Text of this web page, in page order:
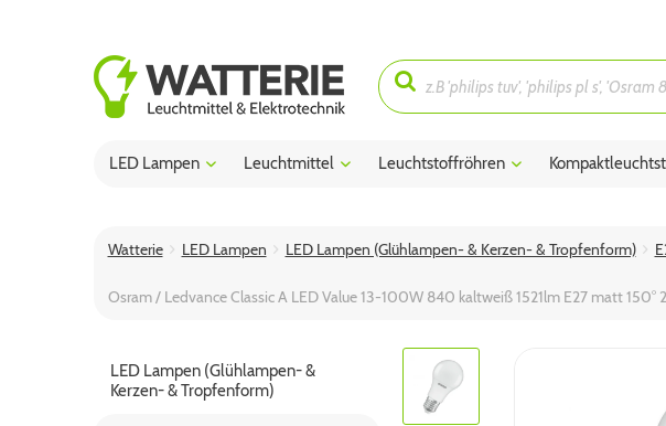
LED Lampen Leuchtmittel Leuchtstoffröhren
Watterie LED Lampen LED Lampen (Glühlampen- & Kerzen- & Tropfenform)
Osram / Ledvance Classic A LED Value 13-100W 840 kaltweiß 1521lm E27 matt
LED Lampen (Glühlampen- &
Kerzen- & Tropfenform)